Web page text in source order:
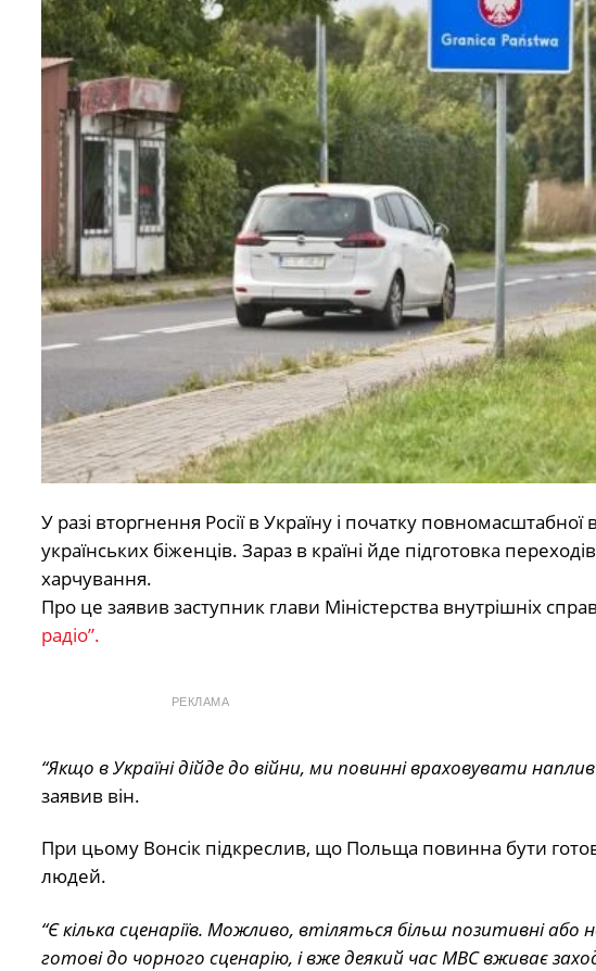
У разі вторгнення Росії в Україну і початку
українських біженців. Зараз в країні йде підготовка
харчування.
Про це заявив заступник глави Міністерства внутрішніх
радіо”.
РЕКЛАМА
“Якщо в Україні дійде до війни, ми повинні враховувати
заявив він.
При цьому Вонсік підкреслив, що Польща повинна бути
людей.
“Є кілька сценаріїв. Можливо, втіляться більш позитивні або
готові до чорного сценарію, і вже деякий час МВС вживає